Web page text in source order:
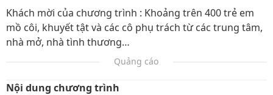
Khách mời của chương trình : Khoảng trên 400 trẻ em
mồ côi, khuyết tật và các cô phụ trách từ các trung tâm,
nhà mở, nhà tình thương…
Quảng cáo
Nội dung chương trình